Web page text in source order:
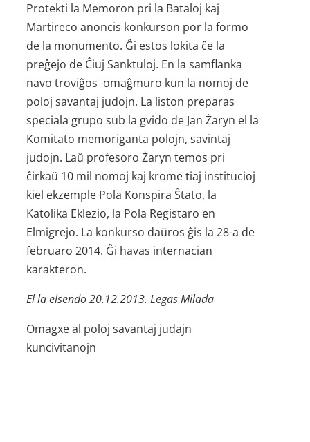
Protekti la Memoron pri la Bataloj kaj
Martireco anoncis konkurson por la formo
de la monumento. Ĝi estos lokita ĉe la
preĝejo de Ĉiuj Sanktuloj. En la samflanka
navo troviĝos omaĝmuro kun la nomoj de
poloj savantaj judojn. La liston preparas
speciala grupo sub la gvido de Jan Żaryn el la
Komitato memoriganta polojn, savintaj
judojn. Laŭ profesoro Żaryn temos pri
ĉirkaŭ 10 mil nomoj kaj krome tiaj institucioj
kiel ekzemple Pola Konspira Ŝtato, la
Katolika Eklezio, la Pola Registaro en
Elmigrejo. La konkurso daŭros ĝis la 28-a de
februaro 2014. Ĝi havas internacian
karakteron.
El la elsendo 20.12.2013. Legas Milada
Omagxe al poloj savantaj judajn
kuncivitanojn